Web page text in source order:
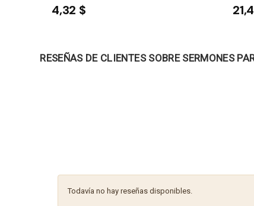
4,32 $
RESEÑAS DE CLIENTES SOBRE SERMONES
Todavía no hay reseñas disponibles.